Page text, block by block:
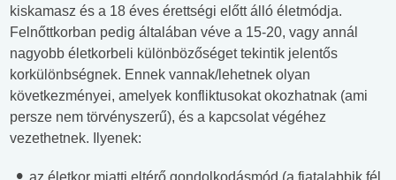
kiskamasz és a 18 éves érettségi előtt álló életmódja.
Felnőttkorban pedig általában véve a 15-20, vagy annál
nagyobb életkorbeli különbözőséget tekintik jelentős
korkülönbségnek. Ennek vannak/lehetnek olyan
következményei, amelyek konfliktusokat okozhatnak (ami
persze nem törvényszerű), és a kapcsolat végéhez
vezethetnek. Ilyenek: